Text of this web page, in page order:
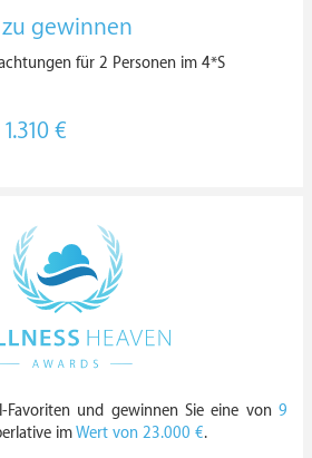
gewinnen
für 2 Personen im 4*S
1.310 €
Favoriten und gewinnen Sie eine von 9
imWert von 23.000 €.